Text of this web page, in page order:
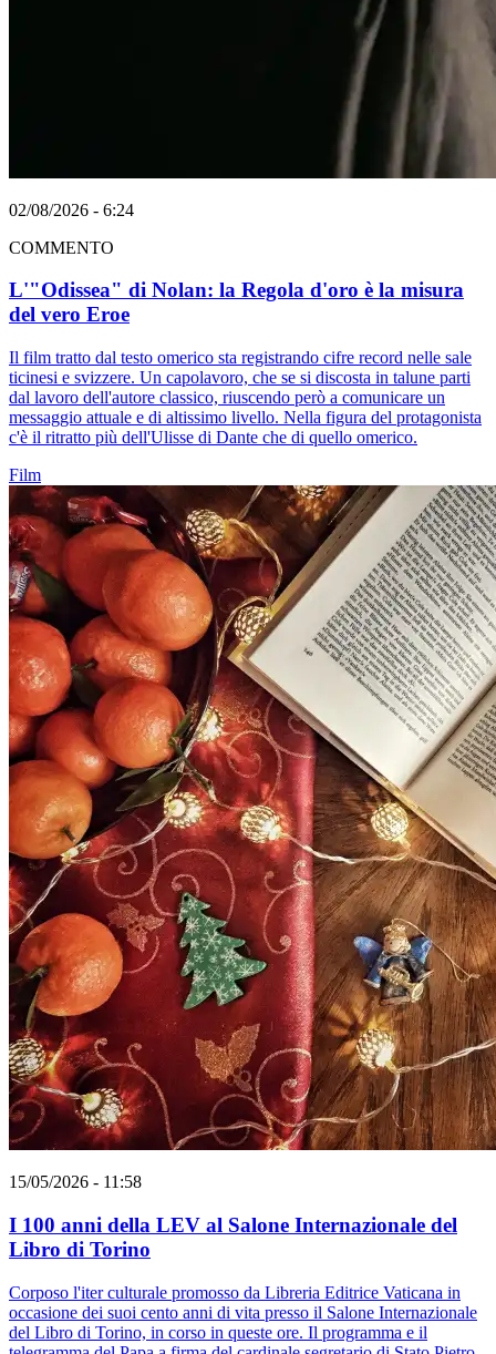
02/08/2026 - 6:24
COMMENTO
L'"Odissea" di Nolan: la Regola d'oro è la misura
del vero Eroe
Il film tratto dal testo omerico sta registrando cifre record nelle sale
ticinesi e svizzere. Un capolavoro, che se si discosta in talune parti
dal lavoro dell'autore classico, riuscendo però a comunicare un
messaggio attuale e di altissimo livello. Nella figura del protagonista
c'è il ritratto più dell'Ulisse di Dante che di quello omerico.
Film
15/05/2026 - 11:58
I 100 anni della LEV al Salone Internazionale del
Libro di Torino
Corposo l'iter culturale promosso da Libreria Editrice Vaticana in
occasione dei suoi cento anni di vita presso il Salone Internazionale
del Libro di Torino, in corso in queste ore. Il programma e il